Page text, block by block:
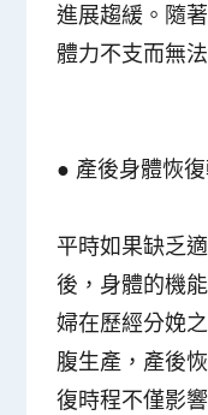
進展趨緩。隨
體力不支而無
● 產後身體恢
平時如果缺乏
後，身體的機
婦在歷經分娩
腹生產，產後
復時程不僅影